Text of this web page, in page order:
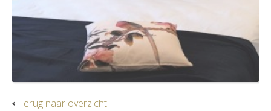
Terug naar overzicht